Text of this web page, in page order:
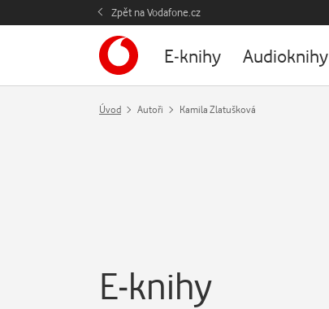
Zpět na Vodafone.cz
E-knihy Audioknihy
Úvod Autoři Kamila Zlatušková
E-knihy